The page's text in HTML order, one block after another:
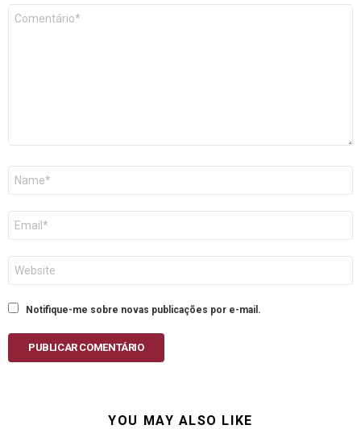
mail
Notifique-me sobre novas publicações por e-mail.
PUBLICAR COMENTÁRIO
YOU MAY ALSO LIKE